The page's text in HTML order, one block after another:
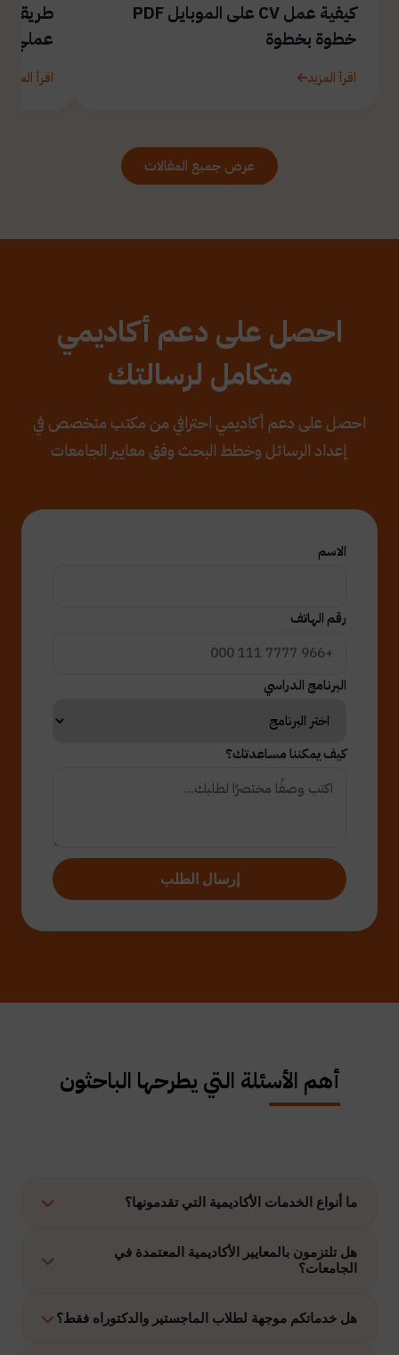
كيفية عمل CV على الموبايل PDF
خطوة بخطوة
اقرأ المزيد
طريقة
عملي
اقرأ المزيد
عرض جميع المقالات
احصل على دعم أكاديمي
متكامل لرسالتك
احصل على دعم أكاديمي احترافي من مكتب متخصص في
إعداد الرسائل وخطط البحث وفق معايير الجامعات
الاسم
رقم الهاتف
البرنامج الدراسي
كيف يمكننا مساعدتك؟
إرسال الطلب
أهم الأسئلة التي يطرحها الباحثون
ما أنواع الخدمات الأكاديمية التي تقدمونها؟
نوفر حلولًا متكاملة تشمل إعداد الرسائل العلمية، الاستشارات
الأكاديمية، التحليل الإحصائي، إعداد خطة البحث، نشر الأبحاث،
هل تلتزمون بالمعايير الأكاديمية المعتمدة في
الجامعات؟
نعم، نلتزم بتنفيذ جميع الأعمال وفق ضوابط الدراسات العليا
هل خدماتكم موجهة لطلاب الماجستير والدكتوراه فقط؟